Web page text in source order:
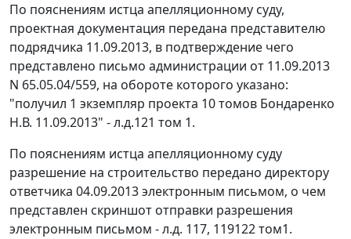
По пояснениям истца апелляционному суду,
проектная документация передана представителю
подрядчика 11.09.2013, в подтверждение чего
представлено письмо администрации от 11.09.2013
N 65.05.04/559, на обороте которого указано:
"получил 1 экземпляр проекта 10 томов Бондаренко
Н.В. 11.09.2013" - л.д.121 том 1.
По пояснениям истца апелляционному суду
разрешение на строительство передано директору
ответчика 04.09.2013 электронным письмом, о чем
представлен скриншот отправки разрешения
электронным письмом - л.д. 117, 119122 том1.